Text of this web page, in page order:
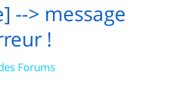
--> message
!
Forums